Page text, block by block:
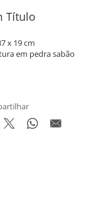
Título
x 19 cm
em pedra sabão